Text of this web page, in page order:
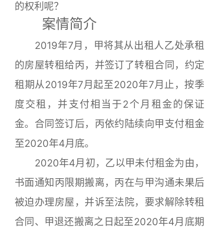
的权利呢？
案情简介
2019年7月，甲将其从出租人乙处承租
的房屋转租给丙，并签订了转租合同，约定
租期从2019年7月起至2020年7月止，按季
度交租，并支付相当于2个月租金的保证
金。合同签订后，丙依约陆续向甲支付租金
至2020年4月底。
2020年4月初，乙以甲未付租金为由，
书面通知丙限期搬离，丙在与甲沟通未果后
被迫办理房屋，并诉至法院，要求解除转租
合同、甲退还搬离之日起至2020年4月底期